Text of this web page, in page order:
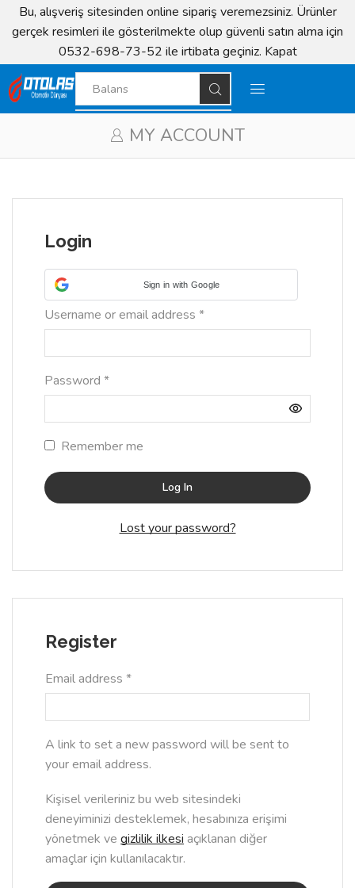
Bu, alışveriş sitesinden online sipariş veremezsiniz. Ürünler
gerçek resimleri ile gösterilmekte olup güvenli satın alma için
0532-698-73-52 ile irtibata geçiniz. Kapat
MY ACCOUNT
Login
Sign in with Google
Username or email address *
Password *
Remember me
Log In
Lost your password?
Register
Email address*
A link to set a new password will be sent to
your email address.
Kişisel verileriniz bu web sitesindeki
deneyiminizi desteklemek, hesabınıza erişimi
yönetmek vegizlilik ilkesi açıklanan diğer
amaçlar için kullanılacaktır.